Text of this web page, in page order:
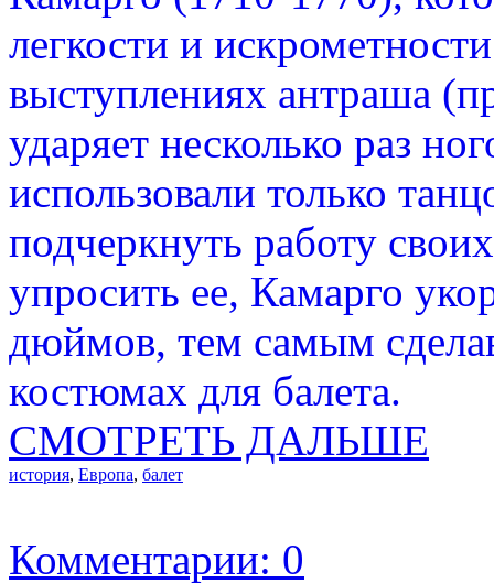
легкости и
выступлениях антраша
ударяет несколько раз
использовали только
подчеркнуть работу
упросить ее, Камарго
дюймов, тем самым
костюмах для балета.
СМОТРЕТЬ ДАЛЬШЕ
история, Европа, балет
Комментарии: 0